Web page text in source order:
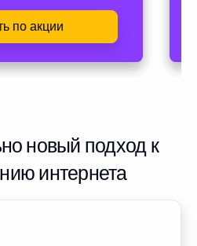
по акции
новый подход к
интернета